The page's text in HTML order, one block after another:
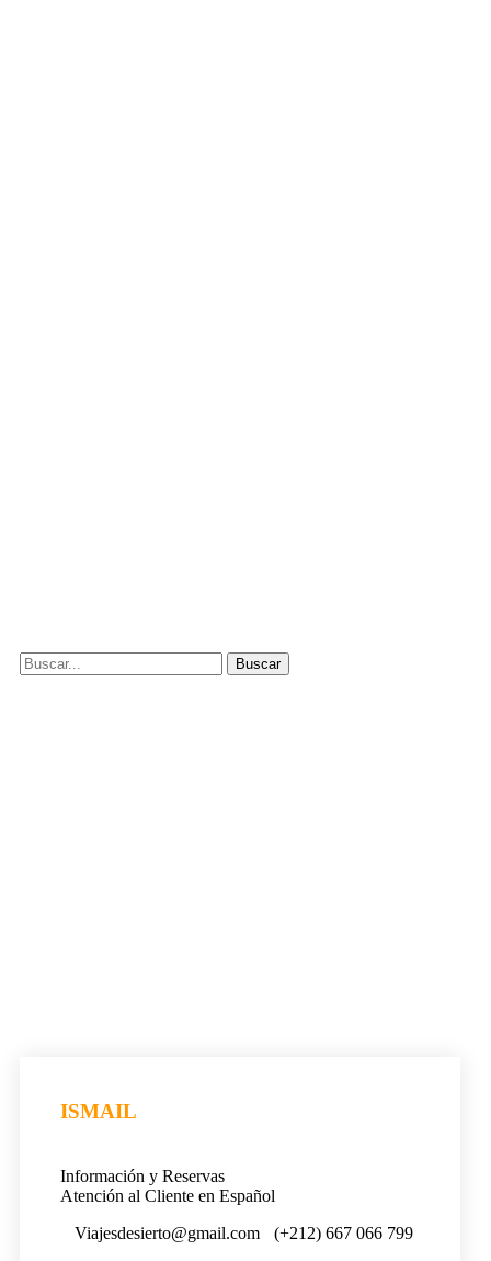
ISMAIL
Información y Reservas
Atención al Cliente en Español
Viajesdesierto@gmail.com
(+212) 667 066 799